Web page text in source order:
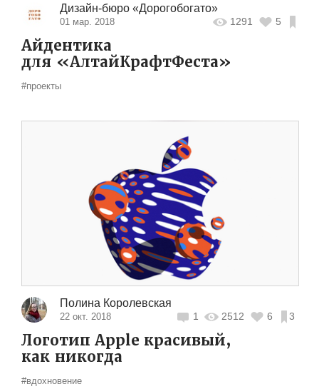
Дизайн-бюро «Дорогобогато»
01 мар. 2018 1291 5
Айдентика
для «АлтайКрафтФеста»
#проекты
Полина Королевская
22 окт. 2018 1 2512 6 3
Логотип Apple красивый,
как никогда
#вдохновение